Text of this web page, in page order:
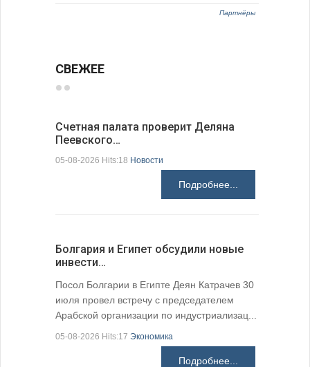
Партнёры
СВЕЖЕЕ
Счетная палата проверит Деляна
Пеевского…
05-08-2026 Hits:18 Новости
Подробнее...
Болгария и Египет обсудили новые
инвести…
Посол Болгарии в Египте Деян Катрачев 30
июля провел встречу с председателем
Арабской организации по индустриализац...
05-08-2026 Hits:17 Экономика
Подробнее...